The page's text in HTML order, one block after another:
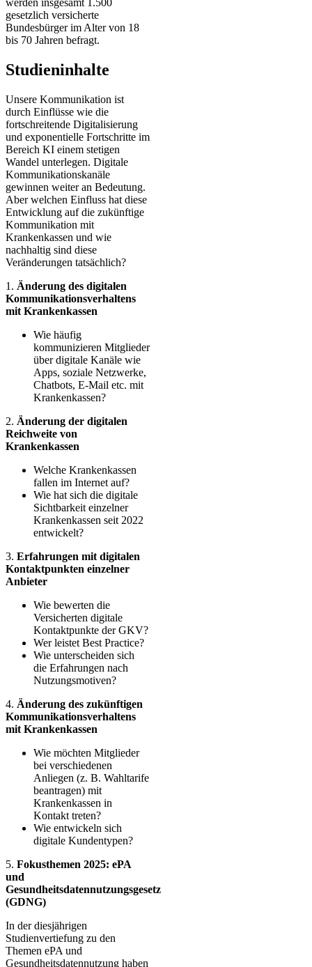
werden insgesamt 1.500
gesetzlich versicherte
Bundesbürger im Alter von 18
bis 70 Jahren befragt.
Studieninhalte
Unsere Kommunikation ist
durch Einflüsse wie die
fortschreitende Digitalisierung
und exponentielle Fortschritte im
Bereich KI einem stetigen
Wandel unterlegen. Digitale
Kommunikationskanäle
gewinnen weiter an Bedeutung.
Aber welchen Einfluss hat diese
Entwicklung auf die zukünftige
Kommunikation mit
Krankenkassen und wie
nachhaltig sind diese
Veränderungen tatsächlich?
1. Änderung des digitalen
Kommunikationsverhaltens
mit Krankenkassen
Wie häufig
kommunizieren Mitglieder
über digitale Kanäle wie
Apps, soziale Netzwerke,
Chatbots, E-Mail etc. mit
Krankenkassen?
2. Änderung der digitalen
Reichweite von
Krankenkassen
Welche Krankenkassen
fallen im Internet auf?
Wie hat sich die digitale
Sichtbarkeit einzelner
Krankenkassen seit 2022
entwickelt?
3. Erfahrungen mit digitalen
Kontaktpunkten einzelner
Anbieter
Wie bewerten die
Versicherten digitale
Kontaktpunkte der GKV?
Wer leistet Best Practice?
Wie unterscheiden sich
die Erfahrungen nach
Nutzungsmotiven?
4. Änderung des zukünftigen
Kommunikationsverhaltens
mit Krankenkassen
Wie möchten Mitglieder
bei verschiedenen
Anliegen (z. B. Wahltarife
beantragen) mit
Krankenkassen in
Kontakt treten?
Wie entwickeln sich
digitale Kundentypen?
5. Fokusthemen 2025: ePA
und
Gesundheitsdatennutzungsgesetz
(GDNG)
In der diesjährigen
Studienvertiefung zu den
Themen ePA und
Gesundheitsdatennutzung haben